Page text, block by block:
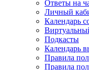
Ответы на
Личный
Календарь
Подкасты
Календарь
Правила
Правила